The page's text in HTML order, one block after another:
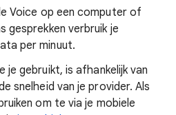
Voice op een computer of
gesprekken verbruik je
per minuut.
je gebruikt, is afhankelijk van
snelheid van je provider. Als
om te via je mobiele